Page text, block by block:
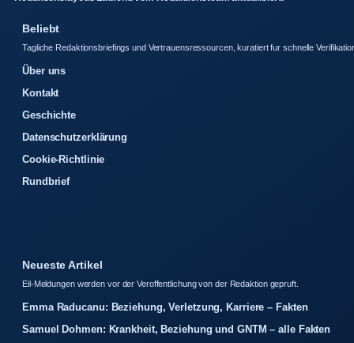
Beliebt
Tagliche Redaktionsbriefings und Vertrauensressourcen, kuratiert fur schnelle
Über uns
Kontakt
Geschichte
Datenschutzerklärung
Cookie-Richtlinie
Rundbrief
Neueste Artikel
Eil-Meldungen werden vor der Veroffentlichung von der Redaktion gepruft.
Emma Raducanu: Beziehung, Verletzung, Karriere – Fakten
Samuel Dohmen: Krankheit, Beziehung und GNTM – alle Fakten